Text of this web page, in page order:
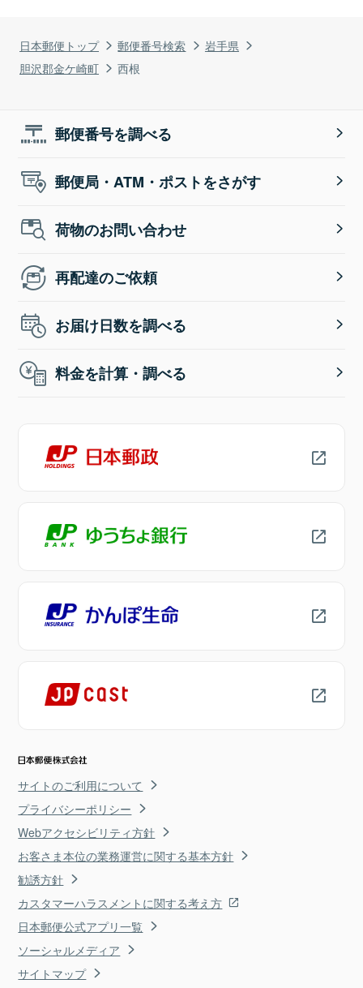
日本郵便トップ 郵便番号検索
岩手県
胆沢郡金ケ崎町
西根
郵便番号を調べる
郵便局・ATM・ポストをさがす
荷物のお問い合わせ
再配達のご依頼
お届け日数を調べる
料金を計算・調べる
サイトのご利用について
プライバシーポリシー
Webアクセシビリティ方針
お客さま本位の業務運営に関する基本方針
勧誘方針
カスタマーハラスメントに関する考え方
日本郵便公式アプリ一覧
ソーシャルメディア
サイトマップ